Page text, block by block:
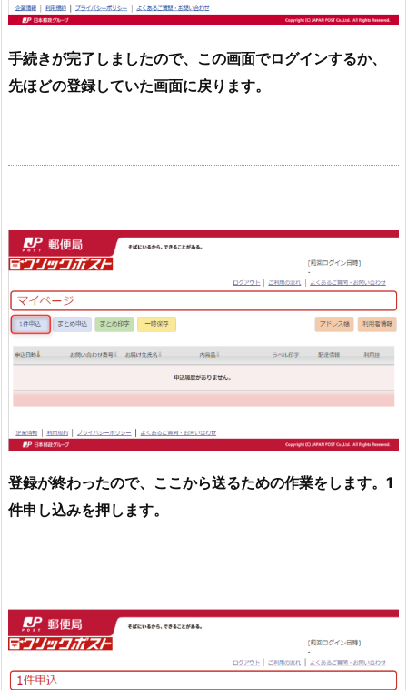
手続きが完了しましたので、この画面でログインするか、
先ほどの登録していた画面に戻ります。
登録が終わったので、ここから送るための作業をします。1
件申し込みを押します。